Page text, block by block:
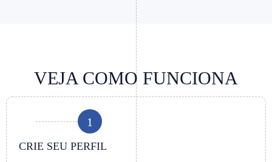
VEJA COMO FUNCIONA
1
CRIE SEU PERFIL